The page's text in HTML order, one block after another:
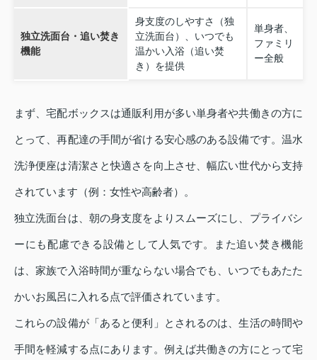
独立洗面台・追い焚き
機能
身支度のしやすさ（独
立洗面台）、いつでも
温かい入浴（追い焚
き）を提供
単身者、
ファミリ
ー全般
まず、宅配ボックスは通販利用が多い単身者や共働きの方に
とって、再配達の手間が省ける安心感のある設備です。温水
洗浄便座は清潔さと快適さを向上させ、幅広い世代から支持
されています（例：女性や高齢者）。
独立洗面台は、朝の身支度をよりスムーズにし、プライバシ
ーにも配慮できる設備として人気です。また追い焚き機能
は、家族で入浴時間が重ならない場合でも、いつでもあたた
かいお風呂に入れる点で評価されています。
これらの設備が「あると便利」とされるのは、生活の時間や
手間を軽減する点にあります。例えば共働きの方にとって宅